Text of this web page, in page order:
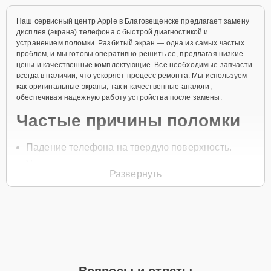
Наш сервисный центр Apple в Благовещенске предлагает замену
дисплея (экрана) телефона с быстрой диагностикой и
устранением поломки. Разбитый экран — одна из самых частых
проблем, и мы готовы оперативно решить ее, предлагая низкие
цены и качественные комплектующие. Все необходимые запчасти
всегда в наличии, что ускоряет процесс ремонта. Мы используем
как оригинальные экраны, так и качественные аналоги,
обеспечивая надежную работу устройства после замены.
Частые причины поломки
Падение телефона на твердую поверхность.
Дефекты на сенсорной панели.
Развернуть